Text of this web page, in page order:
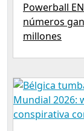
Powerball
números
millones